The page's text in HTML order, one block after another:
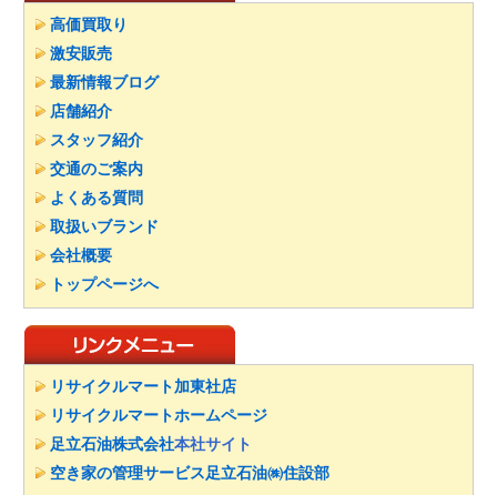
高価買取り
激安販売
最新情報ブログ
店舗紹介
スタッフ紹介
交通のご案内
よくある質問
取扱いブランド
会社概要
トップページへ
リサイクルマート加東社店
リサイクルマートホームページ
足立石油株式会社本社サイト
空き家の管理サービス足立石油㈱住設部